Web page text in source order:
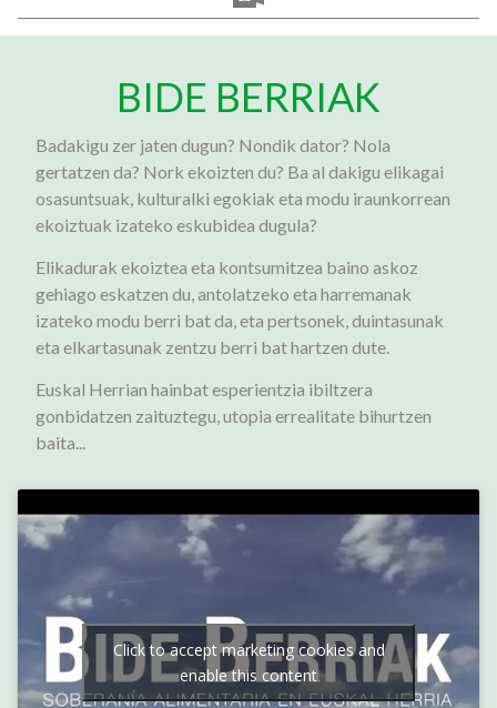
BIDE BERRIAK
Badakigu zer jaten dugun? Nondik dator? Nola
gertatzen da? Nork ekoizten du? Ba al dakigu elikagai
osasuntsuak, kulturalki egokiak eta modu iraunkorrean
ekoiztuak izateko eskubidea dugula?
Elikadurak ekoiztea eta kontsumitzea baino askoz
gehiago eskatzen du, antolatzeko eta harremanak
izateko modu berri bat da, eta pertsonek, duintasunak
eta elkartasunak zentzu berri bat hartzen dute.
Euskal Herrian hainbat esperientzia ibiltzera
gonbidatzen zaituztegu, utopia errealitate bihurtzen
baita...
Click to accept marketing cookies and
enable this content